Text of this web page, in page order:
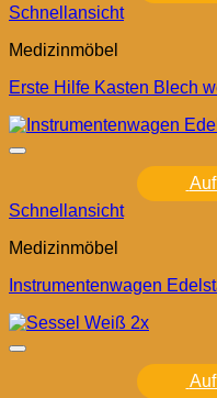
Schnellansicht
Medizinmöbel
Erste Hilfe Kasten Blech
Schnellansicht
Medizinmöbel
Instrumentenwagen